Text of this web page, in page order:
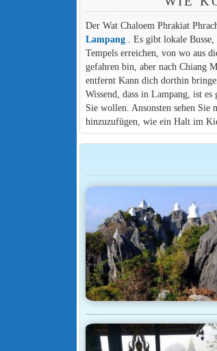
Der Wat Chaloem Phrakiat
Lampang
. Es gibt lokale
Tempels erreichen, von wo aus
gefahren bin, aber nach Chiang
entfernt Kann dich dorthin
Wissend, dass in Lampang, ist
Sie wollen. Ansonsten sehen
hinzuzufügen, wie ein Halt im